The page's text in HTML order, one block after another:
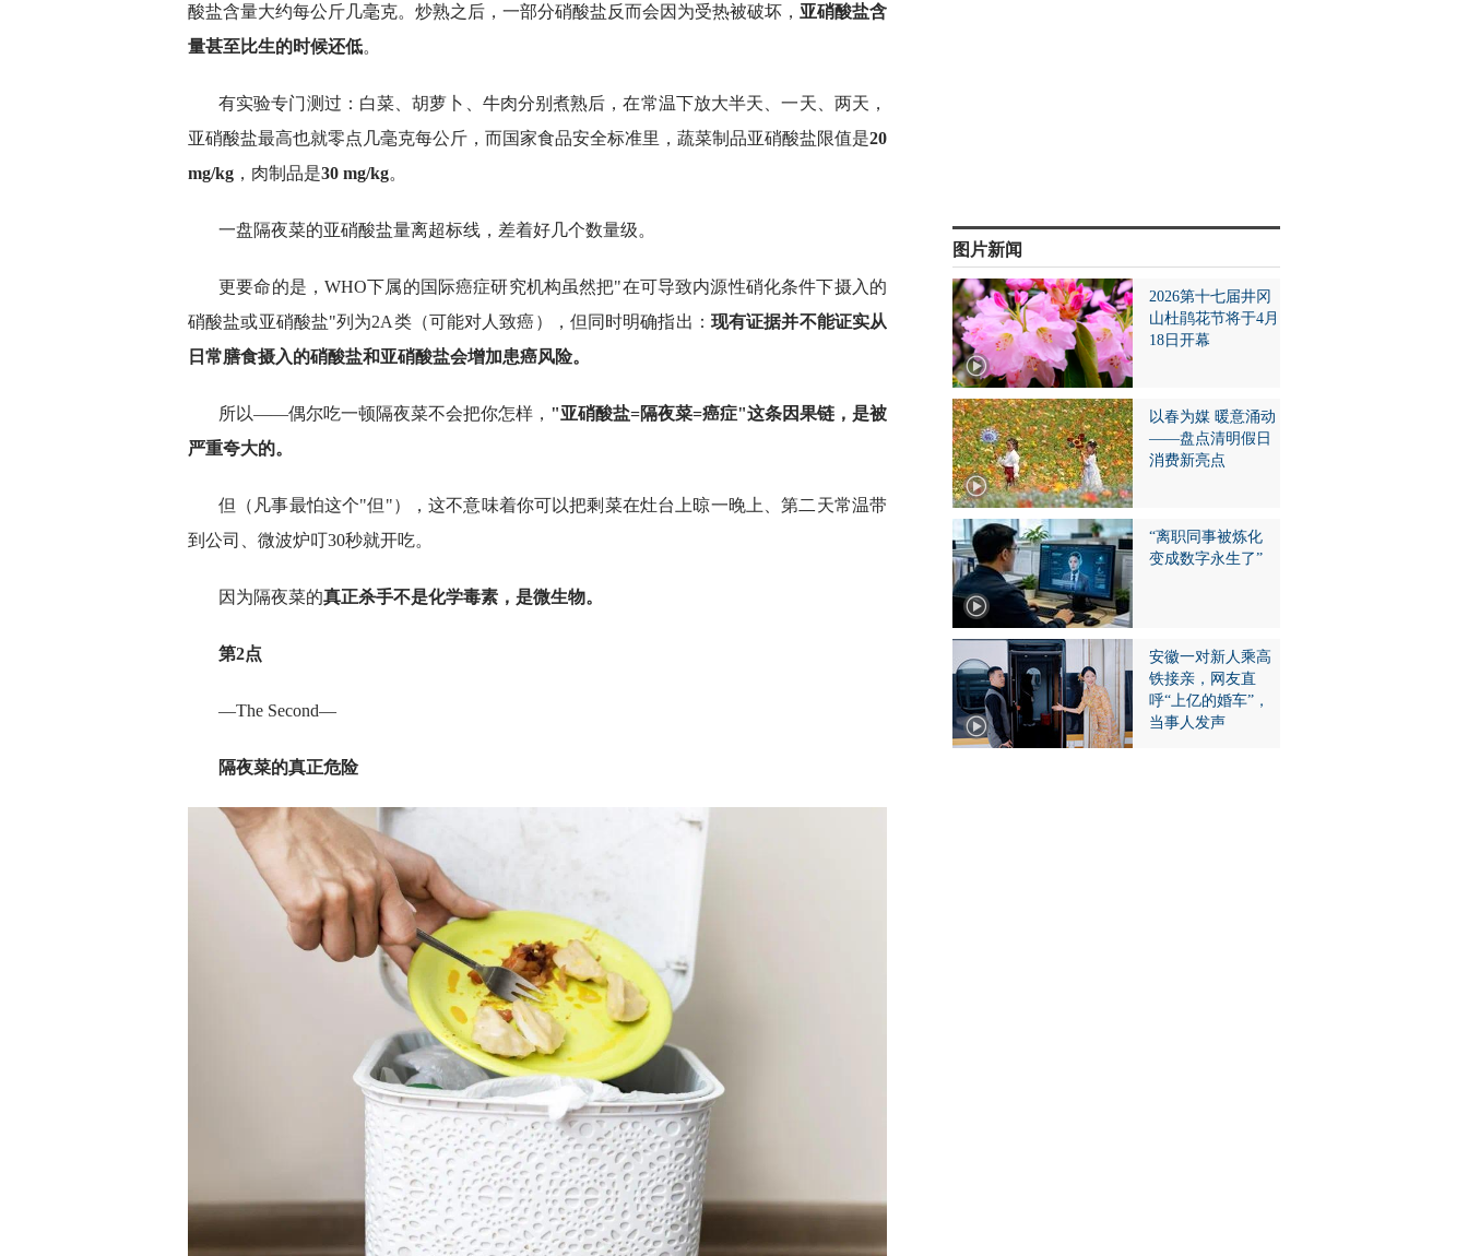
酸盐含量大约每公斤几毫克。炒熟之后，一部分硝酸盐反而会因为受热被破坏， 亚硝酸盐含
量甚至比生的时候还低。
有实验专门测过：白菜、胡萝卜、牛肉分别煮熟后，在常温下放大半天、一天、两天，
亚硝酸盐最高也就零点几毫克每公斤，而国家食品安全标准里，蔬菜制品亚硝酸盐限值是20
mg/kg ，肉制品是30 mg/kg。
一盘隔夜菜的亚硝酸盐量离超标线，差着好几个数量级。
更要命的是，WHO下属的国际癌症研究机构虽然把"在可导致内源性硝化条件下摄入的
硝酸盐或亚硝酸盐"列为2A类（可能对人致癌），但同时明确指出： 现有证据并不能证实从
日常膳食摄入的硝酸盐和亚硝酸盐会增加患癌风险。
所以——偶尔吃一顿隔夜菜不会把你怎样， "亚硝酸盐=隔夜菜=癌症"这条因果链，是被
严重夸大的。
但（凡事最怕这个"但"），这不意味着你可以把剩菜在灶台上晾一晚上、第二天常温带
到公司、微波炉叮30秒就开吃。
因为隔夜菜的真正杀手不是化学毒素，是微生物。
第2点
—The Second—
隔夜菜的真正危险
图片新闻
2026第十七届井冈
山杜鹃花节将于4月
18日开幕
以春为媒 暖意涌动
——盘点清明假日
消费新亮点
“离职同事被炼化
变成数字永生了”
安徽一对新人乘高
铁接亲，网友直
呼“上亿的婚车”，
当事人发声